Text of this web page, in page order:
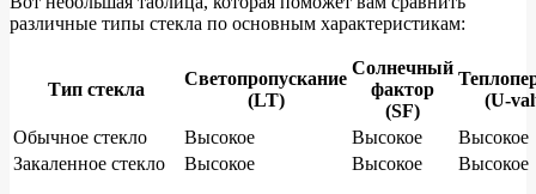
различные типы стекла по основным характеристикам:
Тип стекла
Светопропускание
(LT)
Солнечный
фактор
(SF)
(U-
Обычное стекло
Высокое Высокое
Высокое
Закаленное стекло
Высокое Высокое Высокое